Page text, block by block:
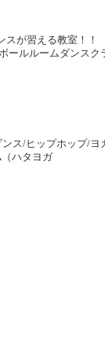
スが習える教室！
ルルームダンスク
ス/ヒップホップ/ヨ
ハタヨガ